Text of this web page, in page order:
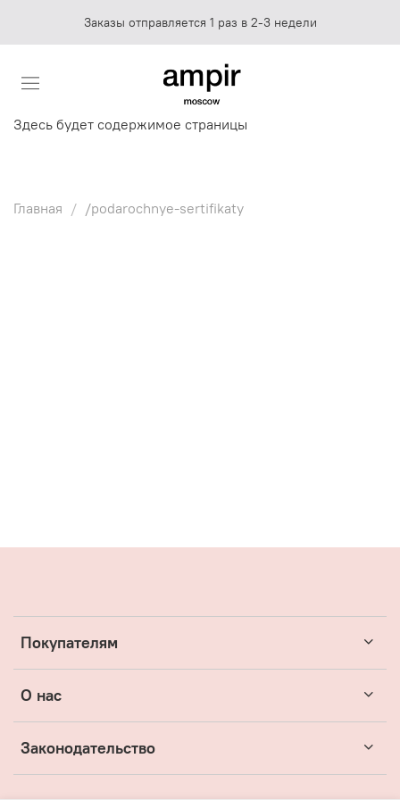
Заказы отправляется 1 раз в 2-3 недели
Здесь будет содержимое страницы
Главная /podarochnye-sertifikaty
Покупателям
О нас
Законодательство